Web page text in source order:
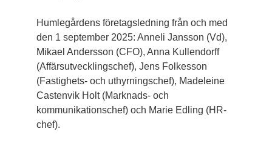
Humlegårdens företagsledning från och med
den 1 september 2025: Anneli Jansson (Vd),
Mikael Andersson (CFO), Anna Kullendorff
(Affärsutvecklingschef), Jens Folkesson
(Fastighets- och uthyrningschef), Madeleine
Castenvik Holt (Marknads- och
kommunikationschef) och Marie Edling (HR-
chef).